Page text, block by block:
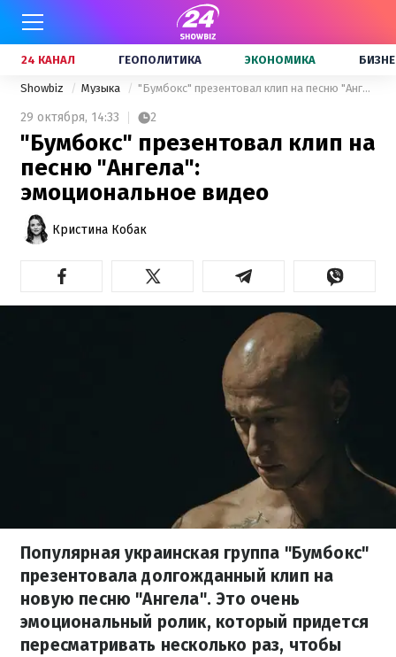
24 КАНАЛ ГЕОПОЛИТИКА ЭКОНОМИКА
Showbiz Музыка "Бумбокс" презентовал клип на песню "Ангела": эмоциональное видео
29 октября, 14:33 2
"Бумбокс" презентовал клип на
песню "Ангела":
эмоциональное видео
Кристина Кобак
Популярная украинская группа "Бумбокс"
презентовала долгожданный клип на
новую песню "Ангела". Это очень
эмоциональный ролик, который придется
пересматривать несколько раз, чтобы